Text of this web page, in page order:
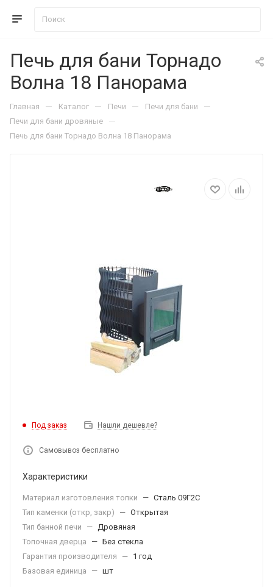
Печь для бани Торнадо
Волна 18 Панорама
Главная — Каталог — Печи — Печи для бани —
Печи для бани дровяные —
Печь для бани Торнадо Волна 18 Панорама
Под заказ Нашли дешевле?
Самовывоз бесплатно
Характеристики
Материал изготовления топки — Сталь 09Г2С
Тип каменки (откр, закр)
— Открытая
Тип банной печи
— Дровяная
Топочная дверца
— Без стекла
Гарантия производителя
— 1 год
Базовая единица
— шт